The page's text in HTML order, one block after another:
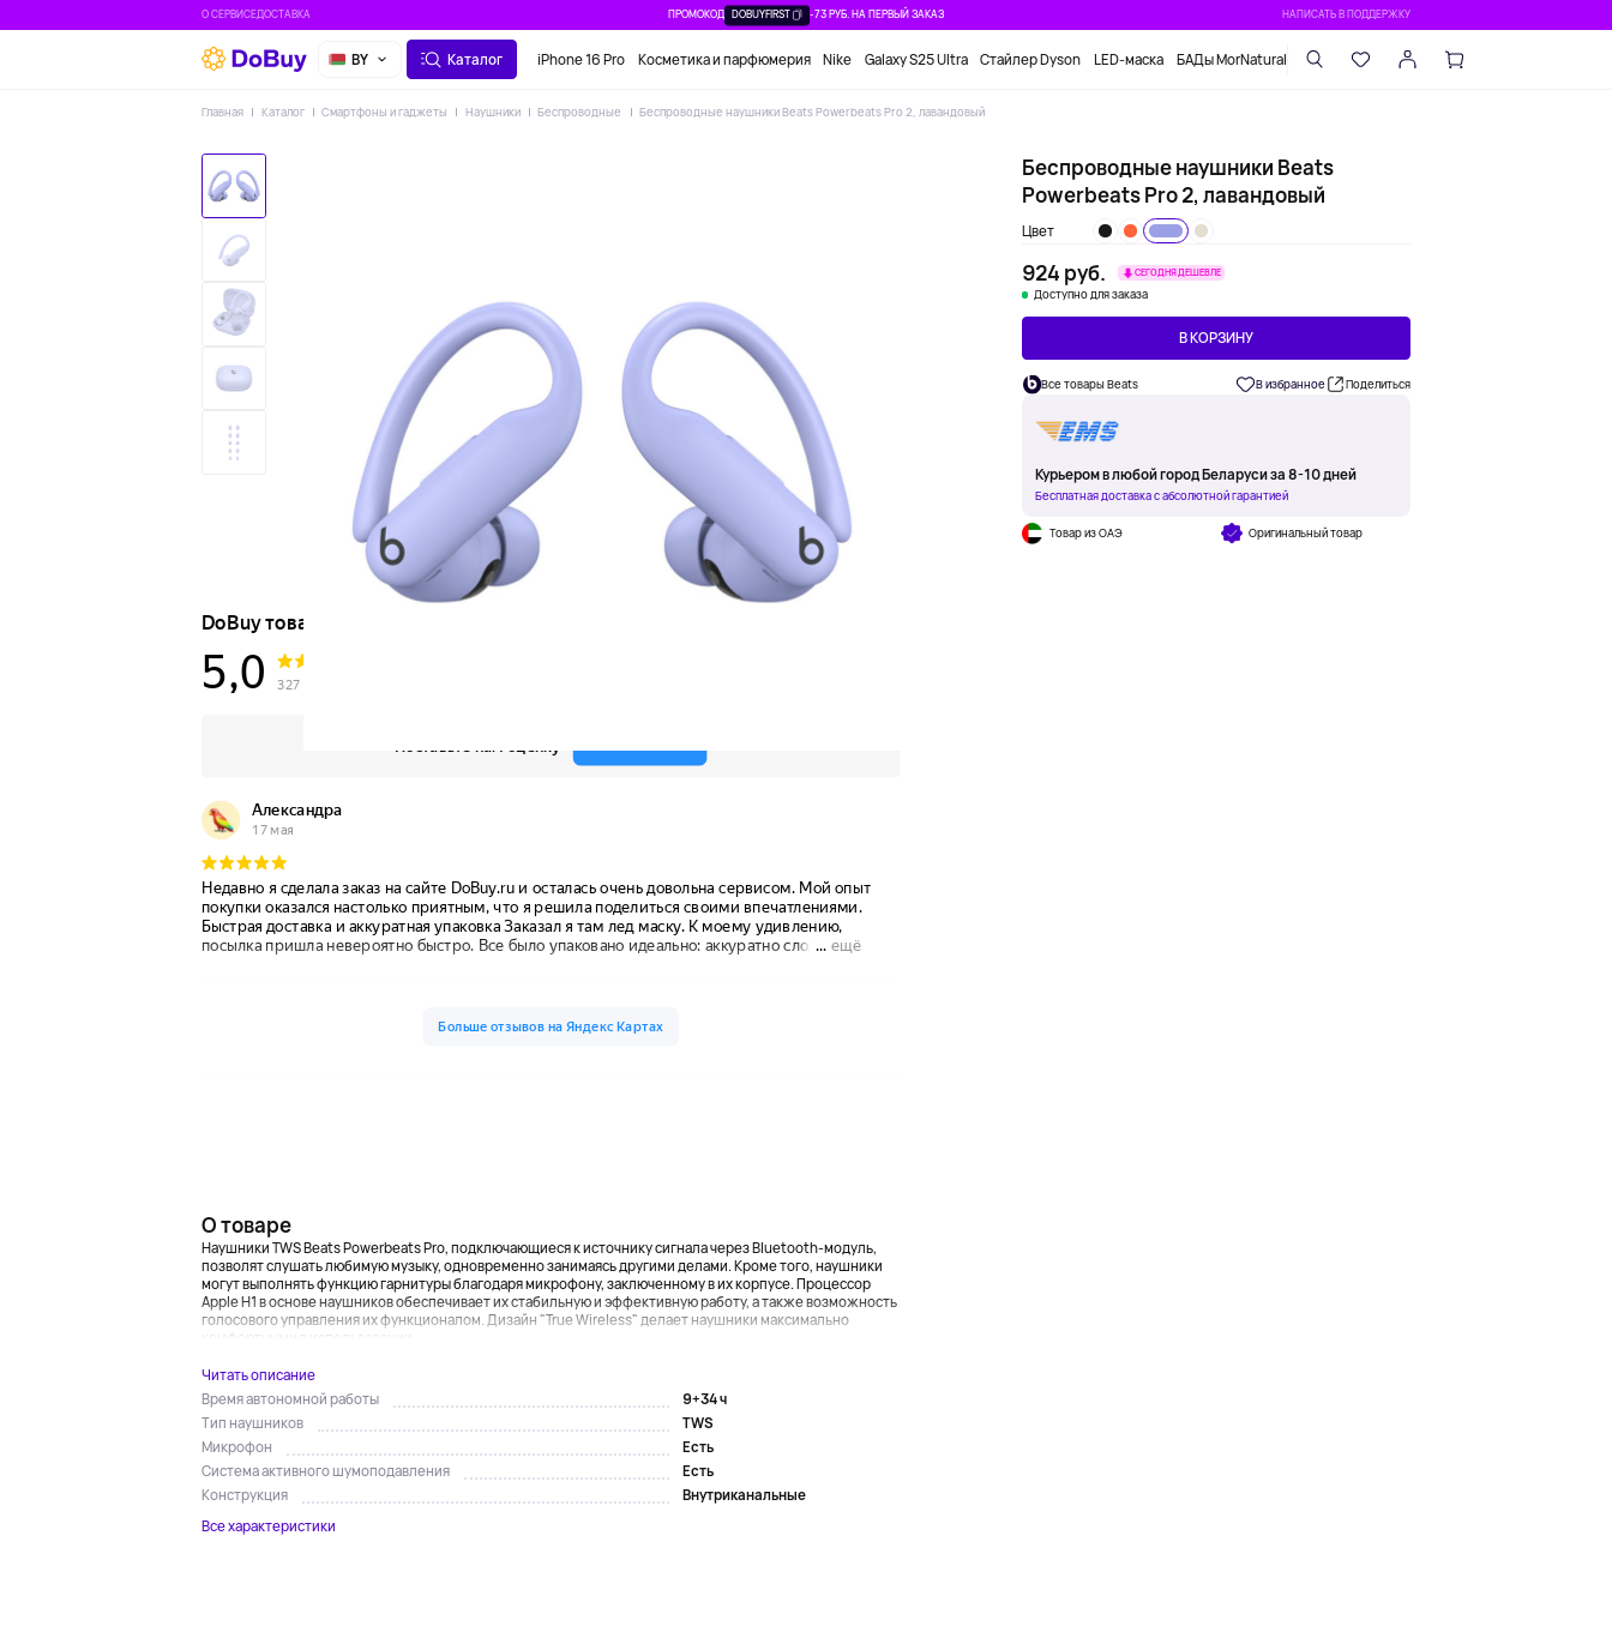
О СЕРВИСЕДОСТАВКА ПРОМОКОД DOBUYFIRST -73 РУБ. НА ПЕРВЫЙ ЗАКАЗ НАПИСАТЬ В ПОДДЕРЖКУ
BY Каталог iPhone 16 Pro Косметика и парфюмерия Nike Galaxy S25 Ultra Стайлер Dyson LED-маска БАДы MorNatural
Главная Каталог Смартфоны и гаджеты Наушники Беспроводные Беспроводные наушники Beats Powerbeats Pro 2, лавандовый
Беспроводные наушники Beats
Powerbeats Pro 2, лавандовый
Цвет
924 руб. СЕГОДНЯ ДЕШЕВЛЕ
Доступно для заказа
В КОРЗИНУ
Все товары Beats В избранное Поделиться
Курьером в любой город Беларуси за 8-10 дней
Бесплатная доставка с абсолютной гарантией
Товар из ОАЭ Оригинальный товар
О товаре
Наушники TWS Beats Powerbeats Pro, подключающиеся к источнику сигнала через Bluetooth-модуль,
позволят слушать любимую музыку, одновременно занимаясь другими делами. Кроме того, наушники
могут выполнять функцию гарнитуры благодаря микрофону, заключенному в их корпусе. Процессор
Apple H1 в основе наушников обеспечивает их стабильную и эффективную работу, а также возможность
голосового управления их функционалом. Дизайн "True Wireless" делает наушники максимально
комфортными в использовании. ...
Читать описание
Время автономной работы
9+34 ч
Тип наушников
TWS
Микрофон
Есть
Система активного шумоподавления
Есть
Конструкция
Внутриканальные
Все характеристики